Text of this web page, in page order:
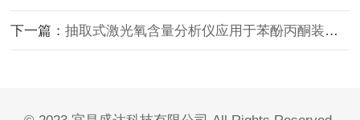
下一篇：抽取式激光氧含量分析仪应用于苯酚丙酮装置中的技术优势